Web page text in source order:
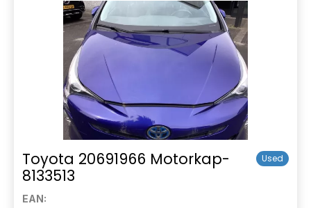
Toyota 20691966 Motorkap-
8133513
Used
EAN: